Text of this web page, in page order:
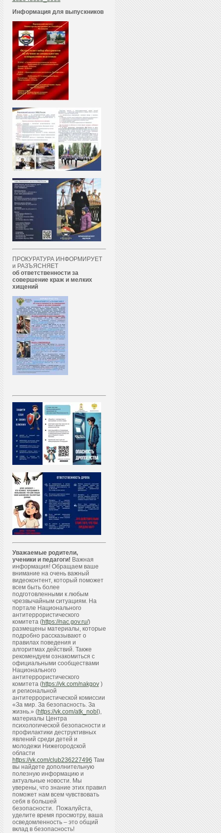
Информация для выпускников
ПРОКУРАТУРА ИНФОРМИРУЕТ
и РАЗЪЯСНЯЕТ
об ответственности за
совершение краж и мелких
хищений
Уважаемые родители,
ученики и педагоги! Важная
информация! Обращаем ваше
внимание на очень важный
видеоконтент, который поможет
всем быть более
подготовленными к любым
чрезвычайным ситуациям. На
портале Национального
антитеррористического
комитета (https://nac.gov.ru/)
размещены материалы, которые
подробно рассказывают о
правилах поведения и
алгоритмах действий. Также
рекомендуем ознакомиться с
официальными сообществами
Национального
антитеррористического
комитета (https://vk.com/nakgov)
и региональной
антитеррористической комиссии
«За мир. За безопасность. За
жизнь.» (https://vk.com/atk_nobl ),
материалы Центра
психологической безопасности и
профилактики деструктивных
явлений среди детей и
молодежи Нижегородской
области
https://vk.com/club236227496 Там
вы найдете дополнительную
полезную информацию и
актуальные новости. Мы
уверены, что знание этих правил
поможет нам всем чувствовать
себя в большей
безопасности. Пожалуйста,
уделите время просмотру, ваша
осведомленность – это общий
вклад в безопасность!